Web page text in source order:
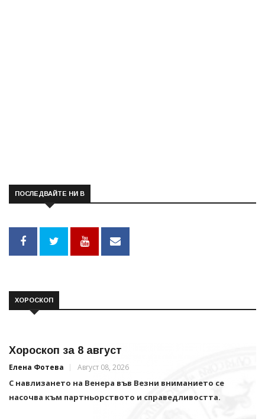
ПОСЛЕДВАЙТЕ НИ В
ХОРОСКОП
Хороскоп за 8 август
Елена Фотева Август 08, 2026
С навлизането на Венера във Везни вниманието се
насочва към партньорството и справедливостта.